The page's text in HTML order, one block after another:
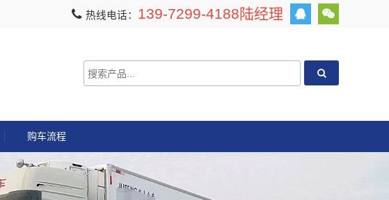
热线电话： 139-7299-4188陆经理
购车流程